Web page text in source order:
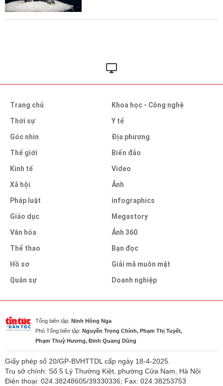
Trang chủ
Thời sự
Góc nhìn
Thế giới
Kinh tế
Xã hội
Pháp luật
Giáo dục
Văn hóa
Thể thao
Hồ sơ
Quân sự
Khoa học - Công nghệ
Y tế
Địa phương
Biển đảo
Video
Ảnh
infographics
Megastory
Ảnh 360
Bạn đọc
Giải mã muôn mặt
Doanh nghiệp
Tổng biên tập: Ninh Hồng Nga
Phó Tổng biên tập: Nguyễn Trọng Chính, Phạm Thị Tuyết,
Phạm Thuỳ Hương, Đinh Quang Dũng
Giấy phép số 20/GP-BVHTTDL cấp ngày 18-4-2025.
Trụ sở chính: Số 5 Lý Thường Kiệt, phường Cửa Nam, Hà Nội
Điện thoại: 024.38248605/39330336; Fax: 024.38253753